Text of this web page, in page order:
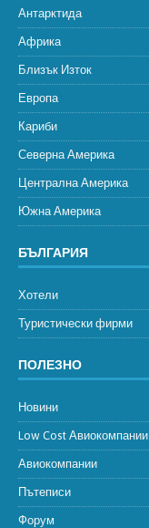
Антарктида
Африка
Близък Изток
Европа
Кариби
Северна Америка
Централна Америка
Южна Америка
БЪЛГАРИЯ
Хотели
Туристически фирми
ПОЛЕЗНО
Новини
Low Cost Авиокомпании
Авиокомпании
Пътеписи
Форум